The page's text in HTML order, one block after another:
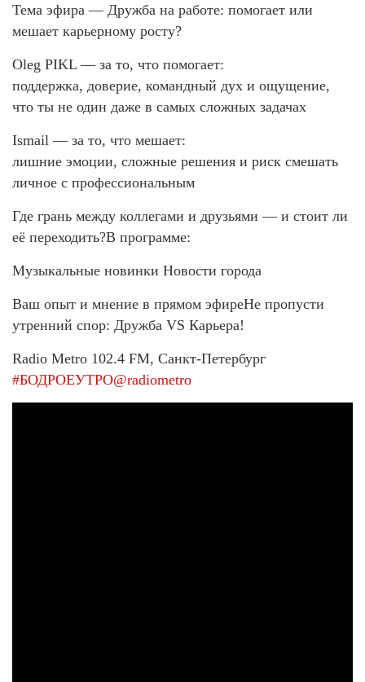
Тема эфира — Дружба на работе: помогает или
мешает карьерному росту?
Oleg PIKL — за то, что помогает:
поддержка, доверие, командный дух и ощущение,
что ты не один даже в самых сложных задачах
Ismail — за то, что мешает:
лишние эмоции, сложные решения и риск смешать
личное с профессиональным
Где грань между коллегами и друзьями — и стоит ли
её переходить?В программе:
Музыкальные новинки Новости города
Ваш опыт и мнение в прямом эфиреНе пропусти
утренний спор: Дружба VS Карьера!
Radio Metro 102.4 FM, Санкт-Петербург
#БОДРОЕУТРО@radiometro